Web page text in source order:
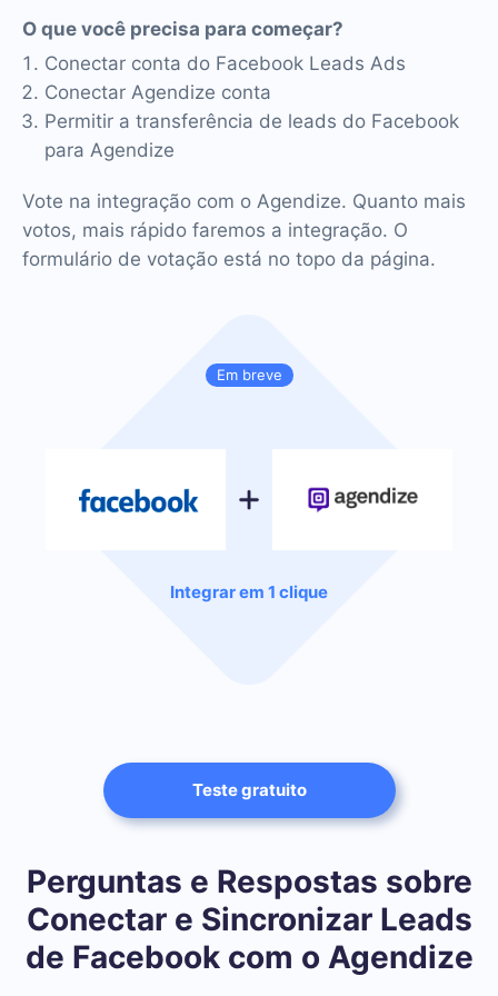
Em breve
Integrar em 1 clique
O que você precisa para começar?
Conectar conta do Facebook Leads Ads
Conectar Agendize conta
Permitir a transferência de leads do Facebook
para Agendize
Vote na integração com o Agendize. Quanto mais
votos, mais rápido faremos a integração. O
formulário de votação está no topo da página.
Teste gratuito
Perguntas e Respostas sobre
Conectar e Sincronizar Leads
de Facebook com o Agendize